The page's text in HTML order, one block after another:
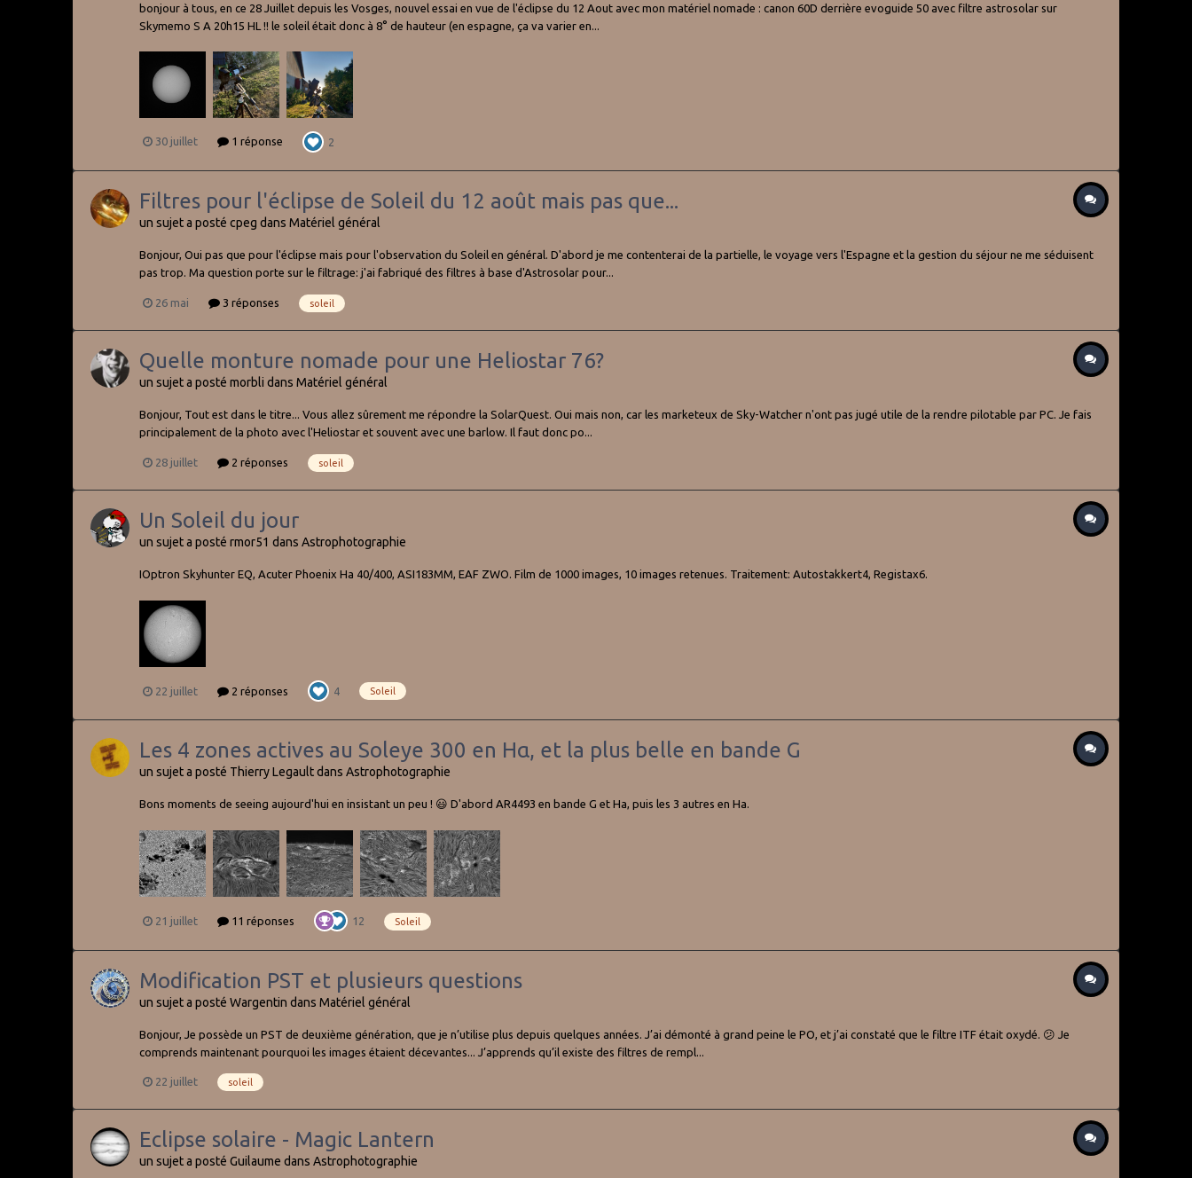
bonjour à tous, en ce 28 Juillet depuis les Vosges, nouvel essai en vue de l'éclipse du 12 Aout avec mon matériel nomade : canon 60D derrière evoguide 50 avec filtre astrosolar sur
Skymemo S A 20h15 HL !! le soleil était donc à 8° de hauteur (en espagne, ça va varier en...
30 juillet 1 réponse 2
Filtres pour l'éclipse de Soleil du 12 août mais pas que...
un sujet a postécpeg dansMatériel général
Bonjour, Oui pas que pour l'éclipse mais pour l'observation du Soleil en général. D'abord je me contenterai de la partielle, le voyage vers l'Espagne et la gestion du séjour ne me séduisent
pas trop. Ma question porte sur le filtrage: j'ai fabriqué des filtres à base d'Astrosolar pour...
26 mai 3 réponses soleil
Quelle monture nomade pour une Heliostar 76?
un sujet a postémorbli dansMatériel général
Bonjour, Tout est dans le titre... Vous allez sûrement me répondre la SolarQuest. Oui mais non, car les marketeux de Sky-Watcher n'ont pas jugé utile de la rendre pilotable par PC. Je fais
principalement de la photo avec l'Heliostar et souvent avec une barlow. Il faut donc po...
28 juillet 2 réponses soleil
Un Soleil du jour
un sujet a postérmor51 dansAstrophotographie
IOptron Skyhunter EQ, Acuter Phoenix Ha 40/400, ASI183MM, EAF ZWO. Film de 1000 images, 10 images retenues. Traitement: Autostakkert4, Registax6.
22 juillet 2 réponses 4 Soleil
Les 4 zones actives au Soleye 300 en Hα, et la plus belle en bande G
un sujet a posté Thierry LegaultdansAstrophotographie
Bons moments de seeing aujourd'hui en insistant un peu ! 😃 D'abord AR4493 en bande G et Ha, puis les 3 autres en Ha.
21 juillet 11 réponses 12 Soleil
Modification PST et plusieurs questions
un sujet a postéWargentin dansMatériel général
Bonjour, Je possède un PST de deuxième génération, que je n’utilise plus depuis quelques années. J’ai démonté à grand peine le PO, et j’ai constaté que le filtre ITF était oxydé. 😕 Je
comprends maintenant pourquoi les images étaient décevantes... J’apprends qu’il existe des filtres de rempl...
22 juillet soleil
Eclipse solaire - Magic Lantern
un sujet a postéGuilaume dansAstrophotographie